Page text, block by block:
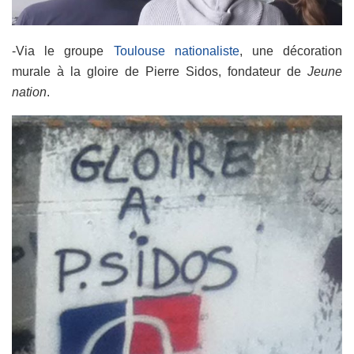
-Via le groupe Toulouse nationaliste, une décoration
murale à la gloire de Pierre Sidos, fondateur de Jeune
nation.